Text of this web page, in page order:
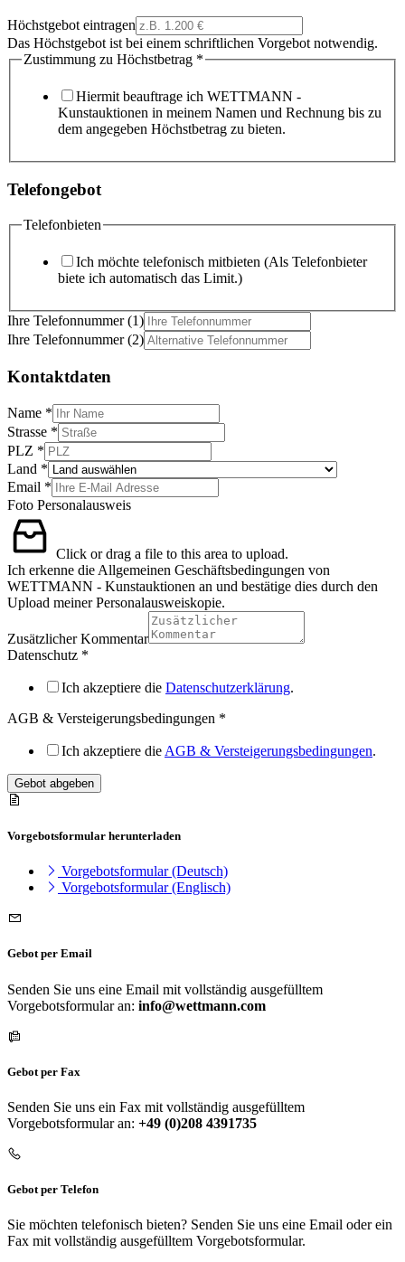
Höchstgebot eintragen
Das Höchstgebot ist bei einem schriftlichen Vorgebot notwendig.
Zustimmung zu Höchstbetrag *
Hiermit beauftrage ich WETTMANN -
Kunstauktionen in meinem Namen und Rechnung bis zu
dem angegeben Höchstbetrag zu bieten.
Telefongebot
Telefonbieten
Ich möchte telefonisch mitbieten (Als Telefonbieter
biete ich automatisch das Limit.)
Ihre Telefonnummer (1)
Ihre Telefonnummer (2)
Kontaktdaten
Name *
Strasse *
PLZ *
Land *
Email *
Foto Personalausweis
Click or drag a file to this area to upload.
Ich erkenne die Allgemeinen Geschäftsbedingungen von
WETTMANN - Kunstauktionen an und bestätige dies durch den
Upload meiner Personalausweiskopie.
Zusätzlicher Kommentar
Datenschutz *
Ich akzeptiere die Datenschutzerklärung.
AGB & Versteigerungsbedingungen *
Ich akzeptiere die AGB & Versteigerungsbedingungen.
Gebot abgeben
Vorgebotsformular herunterladen
Vorgebotsformular (Deutsch)
Vorgebotsformular (Englisch)
Gebot per Email
Senden Sie uns eine Email mit vollständig ausgefülltem
Vorgebotsformular an: info@wettmann.com
Gebot per Fax
Senden Sie uns ein Fax mit vollständig ausgefülltem
Vorgebotsformular an: +49 (0)208 4391735
Gebot per Telefon
Sie möchten telefonisch bieten? Senden Sie uns eine Email oder ein
Fax mit vollständig ausgefülltem Vorgebotsformular.